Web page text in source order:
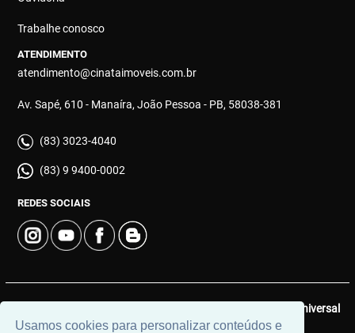
Usamos cookies para personalizar conteúdos e
Trabalhe conosco
ATENDIMENTO
atendimento@cinataimoveis.com.br
Av. Sapé, 610 - Manaíra, João Pessoa - PB, 58038-381
(83) 3023-4040
(83) 9 9400-0002
REDES SOCIAIS
Universal
Software.